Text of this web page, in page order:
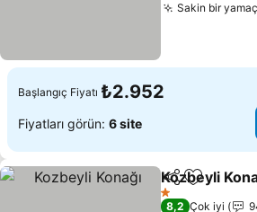
Sakin bir
Başlangıç Fiyatı ₺2.952
Fiyatları görün: 6 site
Paylaş
Kozbeyli
1 Yıldız
8,2 Çok iyi